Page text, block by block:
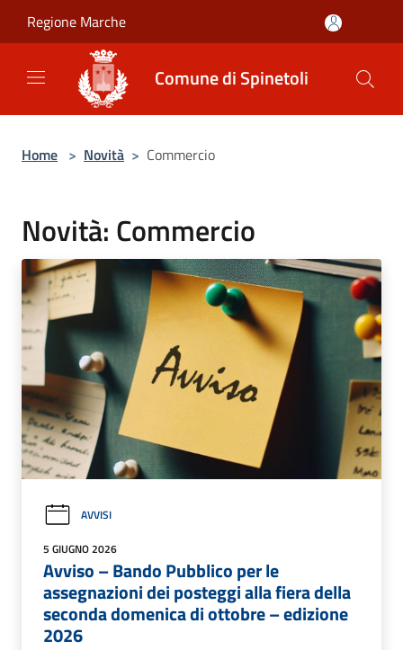
Regione Marche
Comune di Spinetoli
Home > Novità > Commercio
Novità: Commercio
AVVISI
5 GIUGNO 2026
Avviso – Bando Pubblico per le
assegnazioni dei posteggi alla fiera della
seconda domenica di ottobre – edizione
2026